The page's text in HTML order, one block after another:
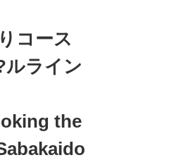
コース
ルライン
the